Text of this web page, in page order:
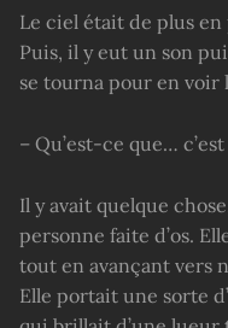
Le ciel était de plus en
Puis, il y eut un son
se tourna pour en voir
– Qu’est-ce que…
Il y avait quelque
personne faite d’os.
tout en avançant vers
Elle portait une sorte